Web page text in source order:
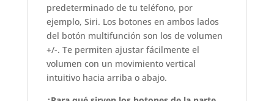
predeterminado de tu teléfono, por
ejemplo, Siri. Los botones en ambos lados
del botón multifunción son los de volumen
+/-. Te permiten ajustar fácilmente el
volumen con un movimiento vertical
intuitivo hacia arriba o abajo.